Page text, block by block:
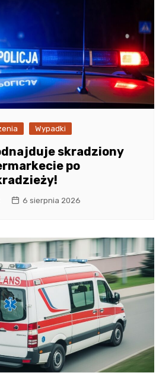
Wypadki
skradziony
po
6 sierpnia 2026